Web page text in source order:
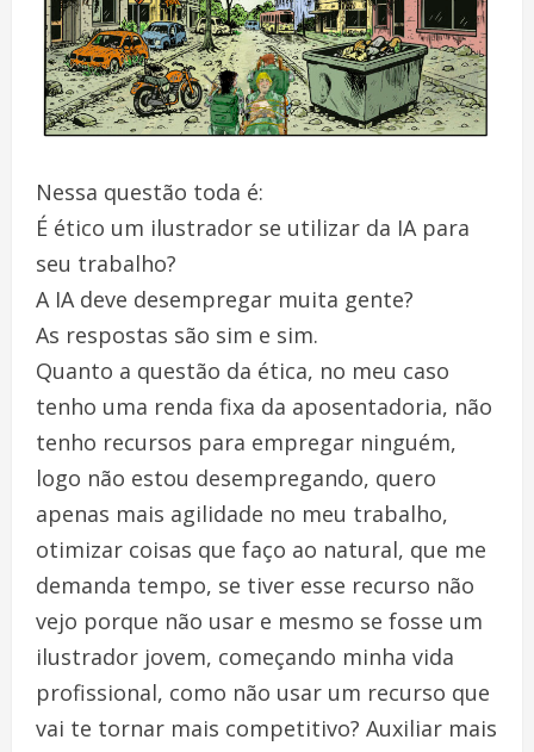
Nessa questão toda é:
É ético um ilustrador se utilizar da IA para
seu trabalho?
A IA deve desempregar muita gente?
As respostas são sim e sim.
Quanto a questão da ética, no meu caso
tenho uma renda fixa da aposentadoria, não
tenho recursos para empregar ninguém,
logo não estou desempregando, quero
apenas mais agilidade no meu trabalho,
otimizar coisas que faço ao natural, que me
demanda tempo, se tiver esse recurso não
vejo porque não usar e mesmo se fosse um
ilustrador jovem, começando minha vida
profissional, como não usar um recurso que
vai te tornar mais competitivo? Auxiliar mais